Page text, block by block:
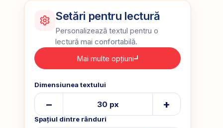
Setări pentru lectură
Personalizează textul pentru o
lectură mai confortabilă.
Mai multe opțiuni
Dimensiunea textului
– 30 px +
Spațiul dintre rânduri